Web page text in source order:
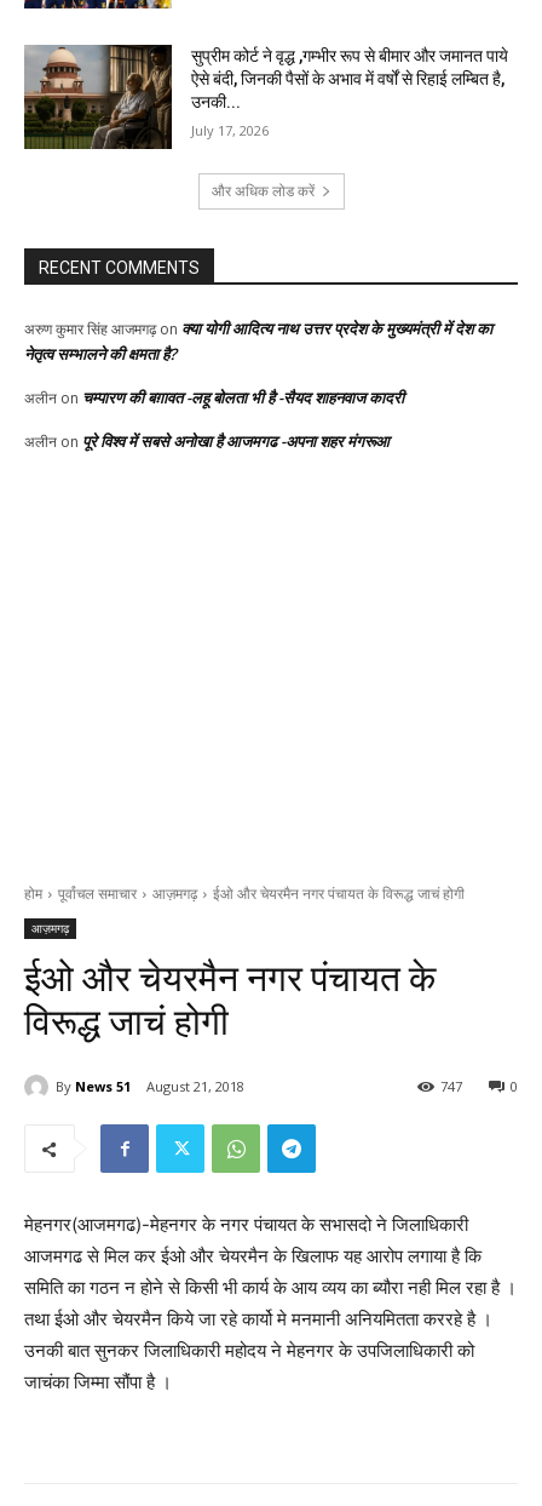
सुप्रीम कोर्ट ने वृद्ध ,गम्भीर रूप से बीमार और जमानत पाये
ऐसे बंदी, जिनकी पैसों के अभाव में वर्षों से रिहाई लम्बित है,
उनकी...
July 17, 2026
और अधिक लोड करें
RECENT COMMENTS
अरुण कुमार सिंह आजमगढ़on क्या योगी आदित्य नाथ उत्तर प्रदेश के मुख्यमंत्री में देश का
नेतृत्व सम्भालने की क्षमता है?
अलीन on चम्पारण की बग़ावत -लहू बोलता भी है -सैयद शाहनवाज कादरी
अलीन on पूरे विश्व में सबसे अनोखा है आजमगढ -अपना शहर मंगरूआ